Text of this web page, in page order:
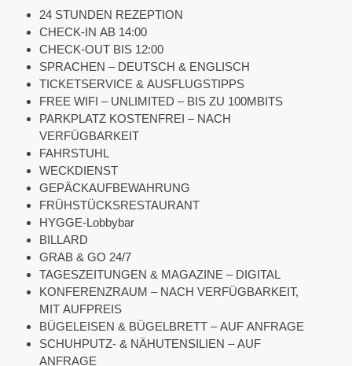
24 STUNDEN REZEPTION
CHECK-IN AB 14:00
CHECK-OUT BIS 12:00
SPRACHEN – DEUTSCH & ENGLISCH
TICKETSERVICE & AUSFLUGSTIPPS
FREE WIFI – UNLIMITED – BIS ZU 100MBITS
PARKPLATZ KOSTENFREI – NACH
VERFÜGBARKEIT
FAHRSTUHL
WECKDIENST
GEPÄCKAUFBEWAHRUNG
FRÜHSTÜCKSRESTAURANT
HYGGE-Lobbybar
BILLARD
GRAB & GO 24/7
TAGESZEITUNGEN & MAGAZINE – DIGITAL
KONFERENZRAUM – NACH VERFÜGBARKEIT,
MIT AUFPREIS
BÜGELEISEN & BÜGELBRETT – AUF ANFRAGE
SCHUHPUTZ- & NÄHUTENSILIEN – AUF
ANFRAGE